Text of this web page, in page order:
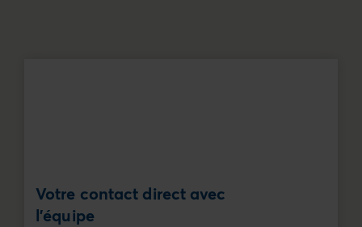
Votre contact direct avec
l'équipe